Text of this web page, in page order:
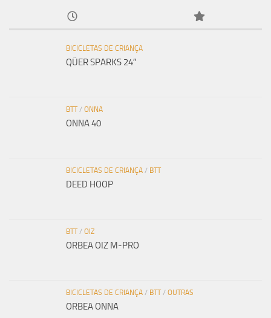
BICICLETAS DE CRIANÇA
QÜER SPARKS 24″
BTT/ ONNA
ONNA 40
BICICLETAS DE CRIANÇA / BTT
DEED HOOP
BTT/ OIZ
ORBEA OIZ M-PRO
BICICLETAS DE CRIANÇA / BTT/ OUTRAS
ORBEA ONNA